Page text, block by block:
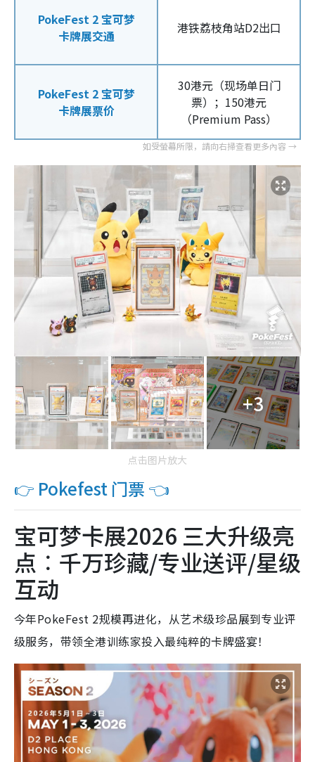
PokeFest 2 宝可梦
卡牌展交通
港铁荔枝角站D2出口
PokeFest 2 宝可梦
卡牌展票价
30港元（现场单日门
票）；150港元
（Premium Pass）
+3
点击图片放大
👉 Pokefest 门票 👈
宝可梦卡展2026 三大升级亮
点︰千万珍藏/专业送评/星级
互动
今年PokeFest 2规模再进化，从艺术级珍品展到专业评
级服务，带领全港训练家投入最纯粹的卡牌盛宴！